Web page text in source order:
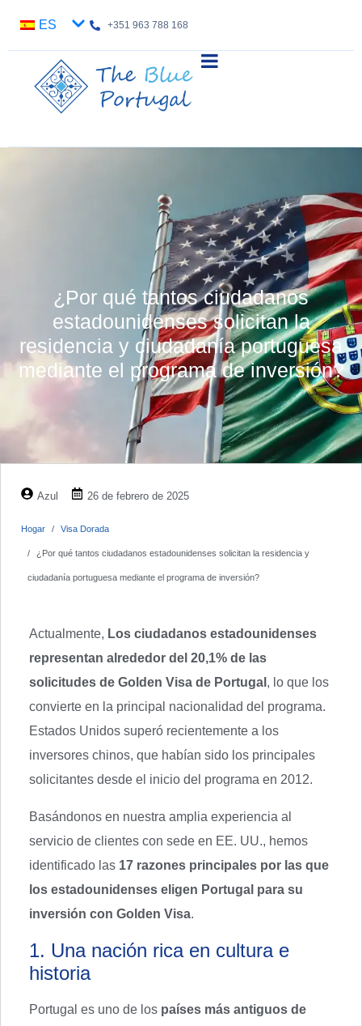
ES +351 963 788 168
¿Por qué tantos ciudadanos
estadounidenses solicitan la
residencia y ciudadanía portuguesa
mediante el programa de inversión?
Azul 26 de febrero de 2025
Hogar Visa Dorada
¿Por qué tantos ciudadanos estadounidenses solicitan la residencia y
ciudadanía portuguesa mediante el programa de inversión?
Actualmente, Los ciudadanos estadounidenses
representan alrededor del 20,1% de las
solicitudes de Golden Visa de Portugal , lo que los
convierte en la principal nacionalidad del programa.
Estados Unidos superó recientemente a los
inversores chinos, que habían sido los principales
solicitantes desde el inicio del programa en 2012.
Basándonos en nuestra amplia experiencia al
servicio de clientes con sede en EE. UU., hemos
identificado las 17 razones principales por las que
los estadounidenses eligen Portugal para su
inversión con Golden Visa.
1. Una nación rica en cultura e
historia
Portugal es uno de los países más antiguos de